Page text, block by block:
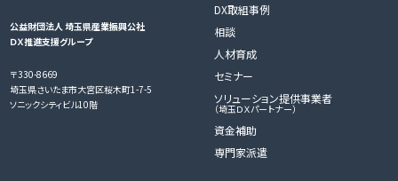
公益財団法人 埼玉県産業振興公社
ＤＸ推進支援グループ
〒330-8669
埼玉県さいたま市大宮区桜木町1-7-5
ソニックシティビル10階
DX取組事例
相談
人材育成
セミナー
ソリューション提供事業者
（埼玉ＤＸパートナー）
資金補助
専門家派遣